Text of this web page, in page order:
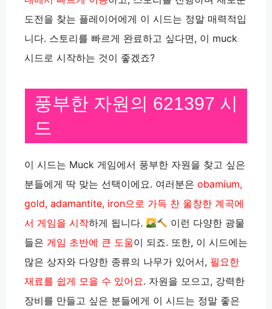
도전을 찾는 플레이어에게 이 시드는 정말 매력적입
니다. 스토리를 빠르게 완료하고 싶다면, 이 muck
시드로 시작하는 것이 좋겠죠?
풍부한 자원의 621397 시
드
이 시드는 Muck 게임에서 풍부한 자원을 찾고 싶은
분들에게 딱 맞는 선택이에요. 여러분은 obamium,
gold, adamantite, iron으로 가득 찬 울창한 계곡에
서 게임을 시작하게 됩니다.
이런 다양한 광물
들은 게임 초반에 큰 도움이 되죠. 또한, 이 시드에는
많은 상자와 다양한 종류의 나무가 있어서, 필요한
재료를 쉽게 모을 수 있어요. 자원을 모으고, 강력한
장비를 만들고 싶은 분들에게 이 시드는 정말 좋은